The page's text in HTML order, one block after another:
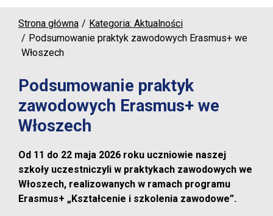
Strona główna
Kategoria: Aktualności
Podsumowanie praktyk zawodowych Erasmus+ we
Włoszech
Podsumowanie praktyk
zawodowych Erasmus+ we
Włoszech
Od 11 do 22 maja 2026 roku uczniowie naszej
szkoły uczestniczyli w praktykach zawodowych we
Włoszech, realizowanych w ramach programu
Erasmus+ „Kształcenie i szkolenia zawodowe”.